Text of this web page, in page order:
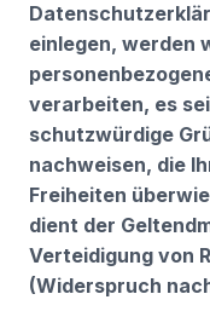
einlegen, werden
verarbeiten, es
schutzwürdige
nachweisen, die
Freiheiten
dient der
Verteidigung von
(Widerspruch